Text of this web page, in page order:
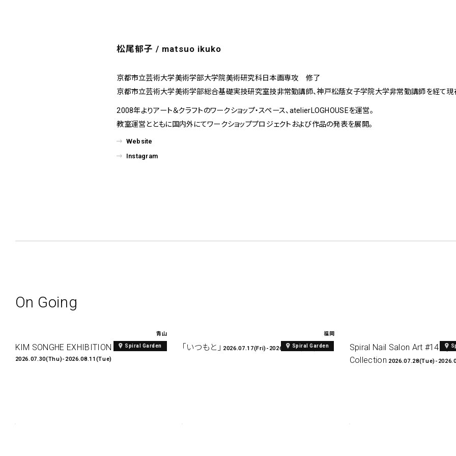
松尾郁子 / matsuo ikuko
京都市立芸術大学美術学部大学院美術研究科日本画専攻 修了
京都市立芸術大学美術学部総合基礎実技研究室技非常勤講師、神戸松蔭女子学院大学非常勤講師を経て現
2008年よりアート＆クラフトのワークショップ・スペース、atelierLOGHOUSEを運営。
教室運営とともに国内外にてワークショッププロジェクトおよび作品の発表を展開。
Website
Instagram
On Going
青山
Spiral Garden
KIM SONGHE EXHIBITION 『愛と接続』
2026.07.30(Thu)-2026.08.11(Tue)
福岡
Spiral Garden
「いつもと」 2026.07.17(Fri)-2026.08.27(Thu)
Spiral Nail Salon Art #14
Collection 2026.07.28(Tue)-